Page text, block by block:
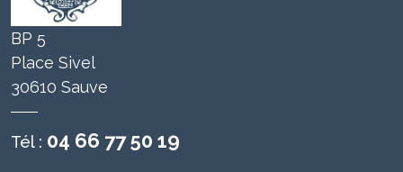
BP 5
Place Sivel
30610 Sauve
Tél : 04 66 77 50 19